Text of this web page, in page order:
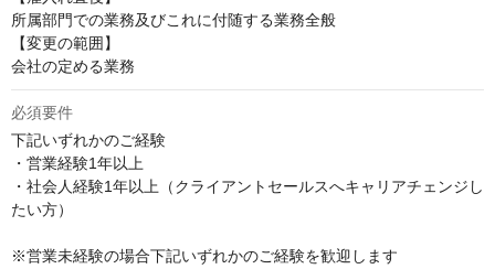
所属部門での業務及びこれに付随する業務全般
【変更の範囲】
会社の定める業務
必須要件
下記いずれかのご経験
・営業経験1年以上
・社会人経験1年以上（クライアントセールスへキャリアチェンジし
たい方）
※営業未経験の場合下記いずれかのご経験を歓迎します